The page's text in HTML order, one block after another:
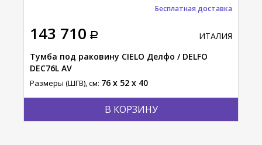
143 710
В КОРЗИНУ
ИТАЛИЯ
Тумба под раковину CIELO Делфо / DELFO
DEC76L AV
Размеры (ШГВ), см: 76 x 52 x 40
Бесплатная доставка